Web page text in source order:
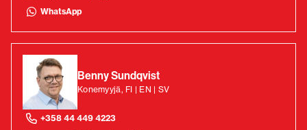
WhatsApp
Benny Sundqvist
Konemyyjä, FI | EN | SV
+358 44 449 4223